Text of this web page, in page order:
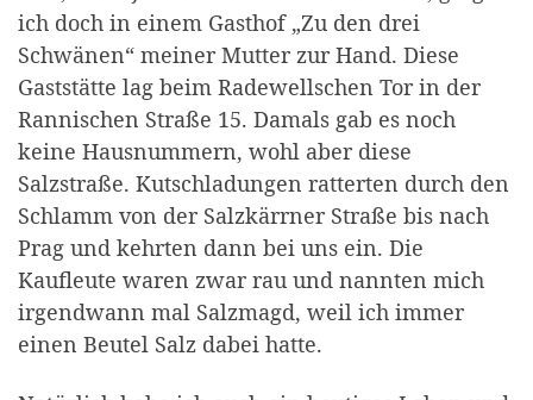
ich doch in einem Gasthof „Zu den drei
Schwänen“ meiner Mutter zur Hand. Diese
Gaststätte lag beim Radewellschen Tor in der
Rannischen Straße 15. Damals gab es noch
keine Hausnummern, wohl aber diese
Salzstraße. Kutschladungen ratterten durch den
Schlamm von der Salzkärrner Straße bis nach
Prag und kehrten dann bei uns ein. Die
Kaufleute waren zwar rau und nannten mich
irgendwann mal Salzmagd, weil ich immer
einen Beutel Salz dabei hatte.